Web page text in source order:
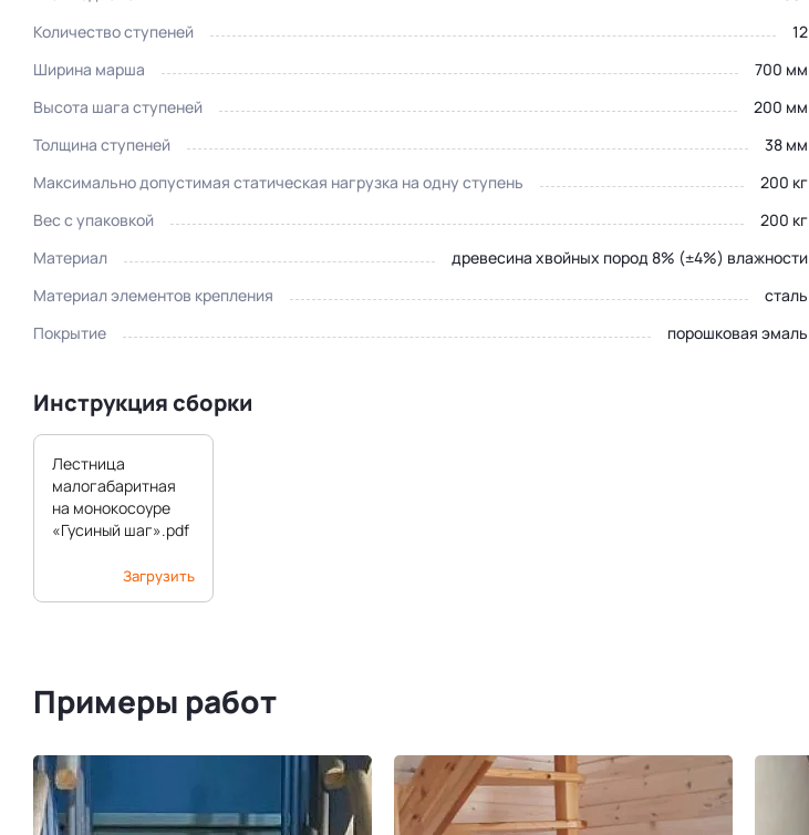
Количество ступеней
12
Ширина марша
700 мм
Высота шага ступеней
200 мм
Толщина ступеней
38 мм
Максимально допустимая статическая нагрузка на одну ступень
200 кг
Вес с упаковкой
200 кг
Материал
древесина хвойных пород 8% (±4%) влажности
Материал элементов крепления
сталь
Покрытие
порошковая эмаль
Инструкция сборки
Лестница
малогабаритная
на монокосоуре
«Гусиный шаг».pdf
Загрузить
Примеры работ